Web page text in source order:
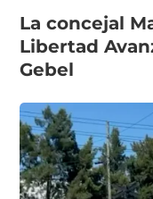
La concejal
Libertad
Gebel